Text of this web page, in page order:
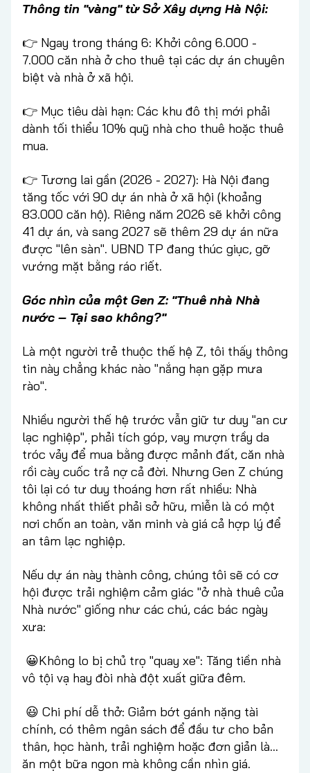
Thông tin "vàng" từ Sở Xây dựng Hà Nội:
👉 Ngay trong tháng 6: Khởi công 6.000 -
7.000 căn nhà ở cho thuê tại các dự án chuyên
biệt và nhà ở xã hội.
👉 Mục tiêu dài hạn: Các khu đô thị mới phải
dành tối thiểu 10% quỹ nhà cho thuê hoặc thuê
mua.
👉 Tương lai gần (2026 - 2027): Hà Nội đang
tăng tốc với 90 dự án nhà ở xã hội (khoảng
83.000 căn hộ). Riêng năm 2026 sẽ khởi công
41 dự án, và sang 2027 sẽ thêm 29 dự án nữa
được "lên sàn". UBND TP đang thúc giục, gỡ
vướng mặt bằng ráo riết.
Góc nhìn của một Gen Z: "Thuê nhà Nhà
nước – Tại sao không?"
Là một người trẻ thuộc thế hệ Z, tôi thấy thông
tin này chẳng khác nào "nắng hạn gặp mưa
rào".
Nhiều người thế hệ trước vẫn giữ tư duy "an cư
lạc nghiệp", phải tích góp, vay mượn trầy da
tróc vảy để mua bằng được mảnh đất, căn nhà
rồi cày cuốc trả nợ cả đời. Nhưng Gen Z chúng
tôi lại có tư duy thoáng hơn rất nhiều: Nhà
không nhất thiết phải sở hữu, miễn là có một
nơi chốn an toàn, văn minh và giá cả hợp lý để
an tâm lạc nghiệp.
Nếu dự án này thành công, chúng tôi sẽ có cơ
hội được trải nghiệm cảm giác "ở nhà thuê của
Nhà nước" giống như các chú, các bác ngày
xưa:
😀Không lo bị chủ trọ "quay xe": Tăng tiền nhà
vô tội vạ hay đòi nhà đột xuất giữa đêm.
😃 Chi phí dễ thở: Giảm bớt gánh nặng tài
chính, có thêm ngân sách để đầu tư cho bản
thân, học hành, trải nghiệm hoặc đơn giản là...
ăn một bữa ngon mà không cần nhìn giá.